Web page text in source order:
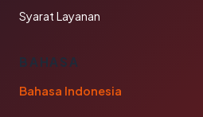
Syarat Layanan
BAHASA
Bahasa Indonesia